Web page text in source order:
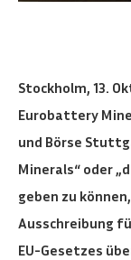
Stockholm, 13.
Eurobattery
und Börse
Minerals“ oder
geben zu
Ausschreibung
EU-Gesetzes